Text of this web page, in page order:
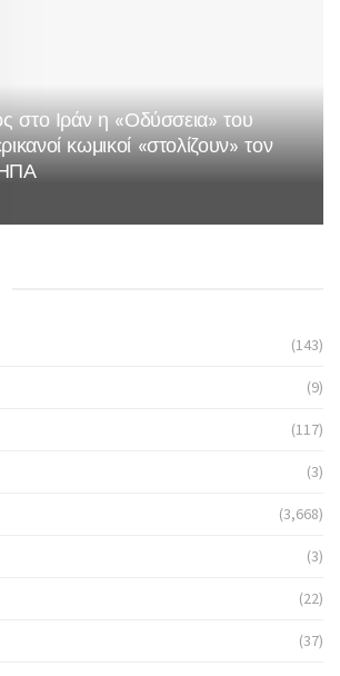
στο Ιράν η «Οδύσσεια» του
κωμικοί «στολίζουν» τον
(143)
(9)
(117)
(3)
(3,668)
(3)
(22)
(37)